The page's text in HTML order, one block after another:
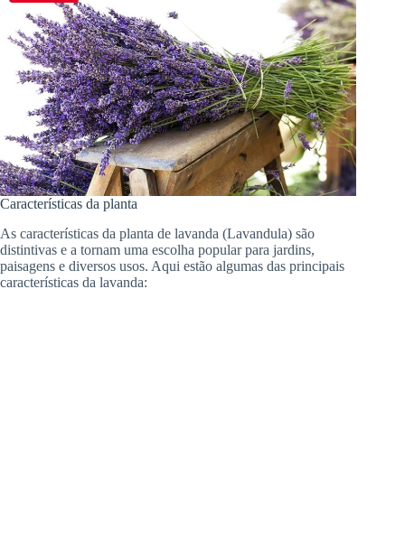
Características da planta
As características da planta de lavanda (Lavandula) são
distintivas e a tornam uma escolha popular para jardins,
paisagens e diversos usos. Aqui estão algumas das principais
características da lavanda: